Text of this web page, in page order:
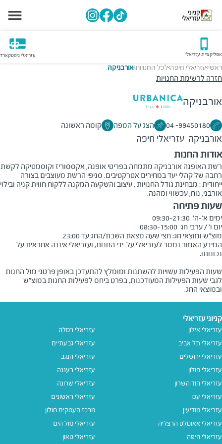
אפליקציית עזריאלי עזריאלי גיפטקארד
ראשי>עזריאלי חיפה>לכל החנויות>אורבניקה
חזרה לרשימת החנויות
אורבניקה
99450180- 04 הצג על המפה קומה ראשונה
אורבניקה עזריאלי חיפה
אודות החנות
רשת האופנה אורבניקה מתמחה בפריטי אופנה, אקססוריז וקוסמטיקה לקשת
רחבה של קהלי יעד במחירים אטרקטיבים. סניפי הרשת מעוצבים בצורה
ייחודית : מבחינת גודל החנויות , עיצוב והשקעה המקנה ללקוח חווית קניה ובילוי
אורבני, נוח, עכשווי ומהנה.
שעות פתיחה
מוצ"ש ומוצאי חג: חצי שעה מצאת השבת/החג עד 23:00
המידע האמור נמסר לעזריאלי על-ידי החנות, ועזריאלי איננה אחראית על
שעות הפעילות עשויות להשתנות ומומלץ להתעדכן באופן פרטני מול החנות
לגבי שעות הפעילות המעודכנות, בפרט ביחס לפעילות החנות במוצ"ש
ובמוצאי החג.
קניוני עזריאלי
עזריאלי אילון
עזריאלי תל אביב
עזריאלי ירושלים
עזריאלי חולון
עזריאלי הוד השרון
עזריאלי עכו
עזריאלי מודיעין
עזריאלי אאוטלט הרצליה
עזריאלי חיפה
עזריאלי רמלה
עזריאלי גבעתיים
עזריאלי הנגב
עזריאלי רעננה
עזריאלי שרונה
עזריאלי ראשונים
מרכז העסקים חולון
עזריאלי מול הים
עזריאלי טאון